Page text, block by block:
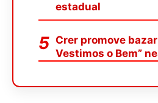
estadual
Crer promove
Vestimos o Bem”